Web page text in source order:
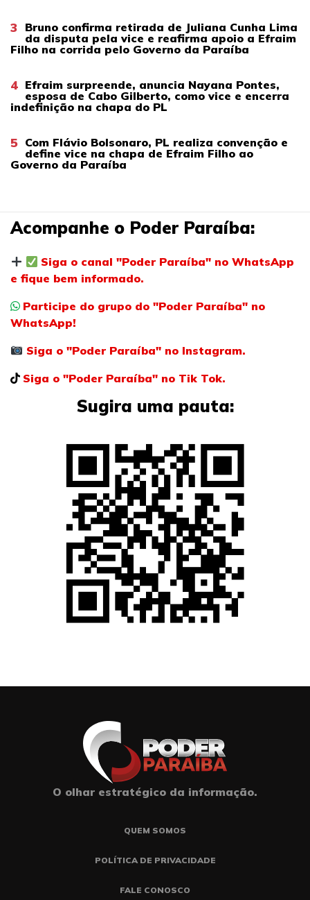
3 Bruno confirma retirada de Juliana Cunha Lima
da disputa pela vice e reafirma apoio a Efraim
Filho na corrida pelo Governo da Paraíba
4 Efraim surpreende, anuncia Nayana Pontes,
esposa de Cabo Gilberto, como vice e encerra
indefinição na chapa do PL
5 Com Flávio Bolsonaro, PL realiza convenção e
define vice na chapa de Efraim Filho ao
Governo da Paraíba
Acompanhe o Poder Paraíba:
Siga o canal "Poder Paraíba" no WhatsApp
e fique bem informado.
Participe do grupo do "Poder Paraíba" no
WhatsApp!
Siga o "Poder Paraíba" no Instagram.
Siga o "Poder Paraíba" no Tik Tok.
Sugira uma pauta:
O olhar estratégico da informação.
QUEM SOMOS
POLÍTICA DE PRIVACIDADE
FALE CONOSCO